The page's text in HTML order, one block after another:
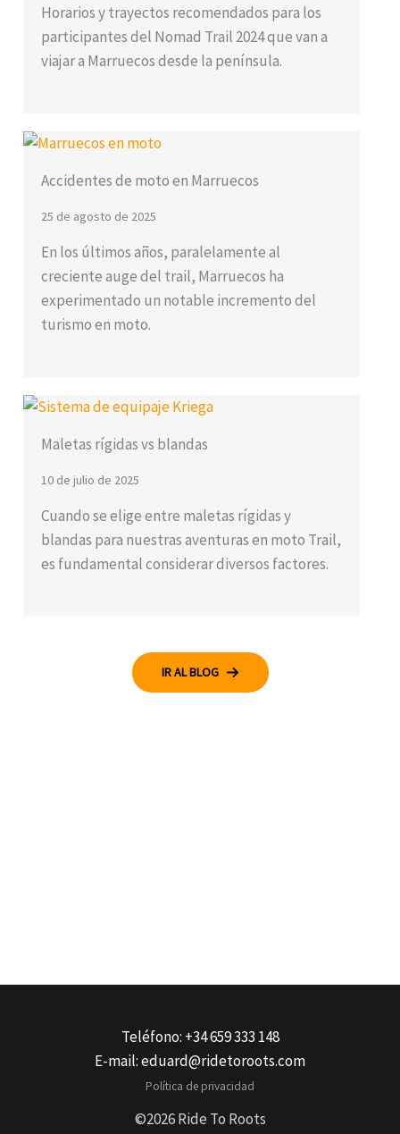
Horarios y trayectos recomendados para los
participantes del Nomad Trail 2024 que van a
viajar a Marruecos desde la península.
Accidentes de moto en Marruecos
25 de agosto de 2025
En los últimos años, paralelamente al
creciente auge del trail, Marruecos ha
experimentado un notable incremento del
turismo en moto.
Maletas rígidas vs blandas
10 de julio de 2025
Cuando se elige entre maletas rígidas y
blandas para nuestras aventuras en moto Trail,
es fundamental considerar diversos factores.
IR AL BLOG
Teléfono: +34 659 333 148
E-mail:eduard@ridetoroots.com
Política de privacidad
©2026 Ride To Roots